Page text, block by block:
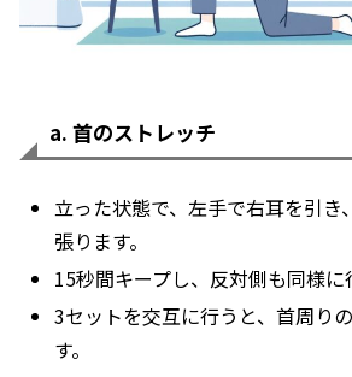
a. 首のストレッチ
立った状態で、左手で右耳を引き
張ります。
15秒間キープし、反対側も同様に
3セットを交互に行うと、首周り
す。